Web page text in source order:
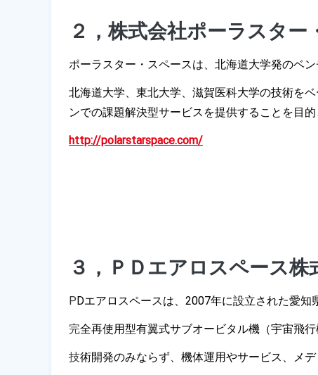
２，株式会社ポーラスター
ポーラスター・スペースは、北海道大学発のベン
北海道大学、東北大学、滋賀医科大学の技術を
ンでの課題解決型サービスを提供することを目的
http://polarstarspace.com/
３，ＰＤエアロスペース株
PDエアロスペースは、2007年に設立された愛知
完全再使用型有翼式サブオービタル機（宇宙飛
技術開発のみならず、機体運用やサービス、メ